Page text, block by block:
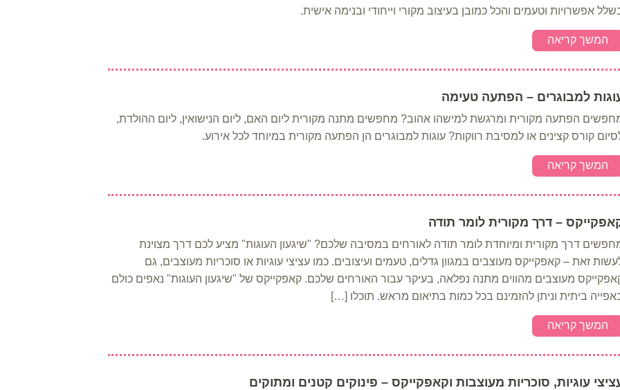
אפשרויות וטעמים והכל כמובן בעיצוב מקורי וייחודי ובנימה אישית.
המשך קריאה
למבוגרים – הפתעה טעימה
הפתעה מקורית ומרגשת למישהו אהוב? מחפשים מתנה מקורית ליום האם, ליום הנישואין, ליום ההולדת,
קורס קצינים או למסיבת רווקות? עוגות למבוגרים הן הפתעה מקורית במיוחד לכל אירוע.
המשך קריאה
– דרך מקורית לומר תודה
דרך מקורית ומיוחדת לומר תודה לאורחים במסיבה שלכם? "שיגעון העוגות" מציע לכם דרך מצוינת
זאת – קאפקייקס מעוצבים במגוון גדלים, טעמים ועיצובים. כמו עציצי עוגיות או סוכריות מעוצבים, גם
מעוצבים מהווים מתנה נפלאה, בעיקר עבור האורחים שלכם. קאפקייקס של "שיגעון העוגות" נאפים כולם
ביתית וניתן להזמינם בכל כמות בתיאום מראש. תוכלו […]
המשך קריאה
עוגיות, סוכריות מעוצבות וקאפקייקס – פינוקים קטנים ומתוקים